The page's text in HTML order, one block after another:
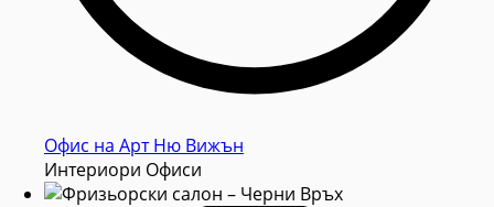
Oфис на Арт Ню Вижън
Интериори Офиси